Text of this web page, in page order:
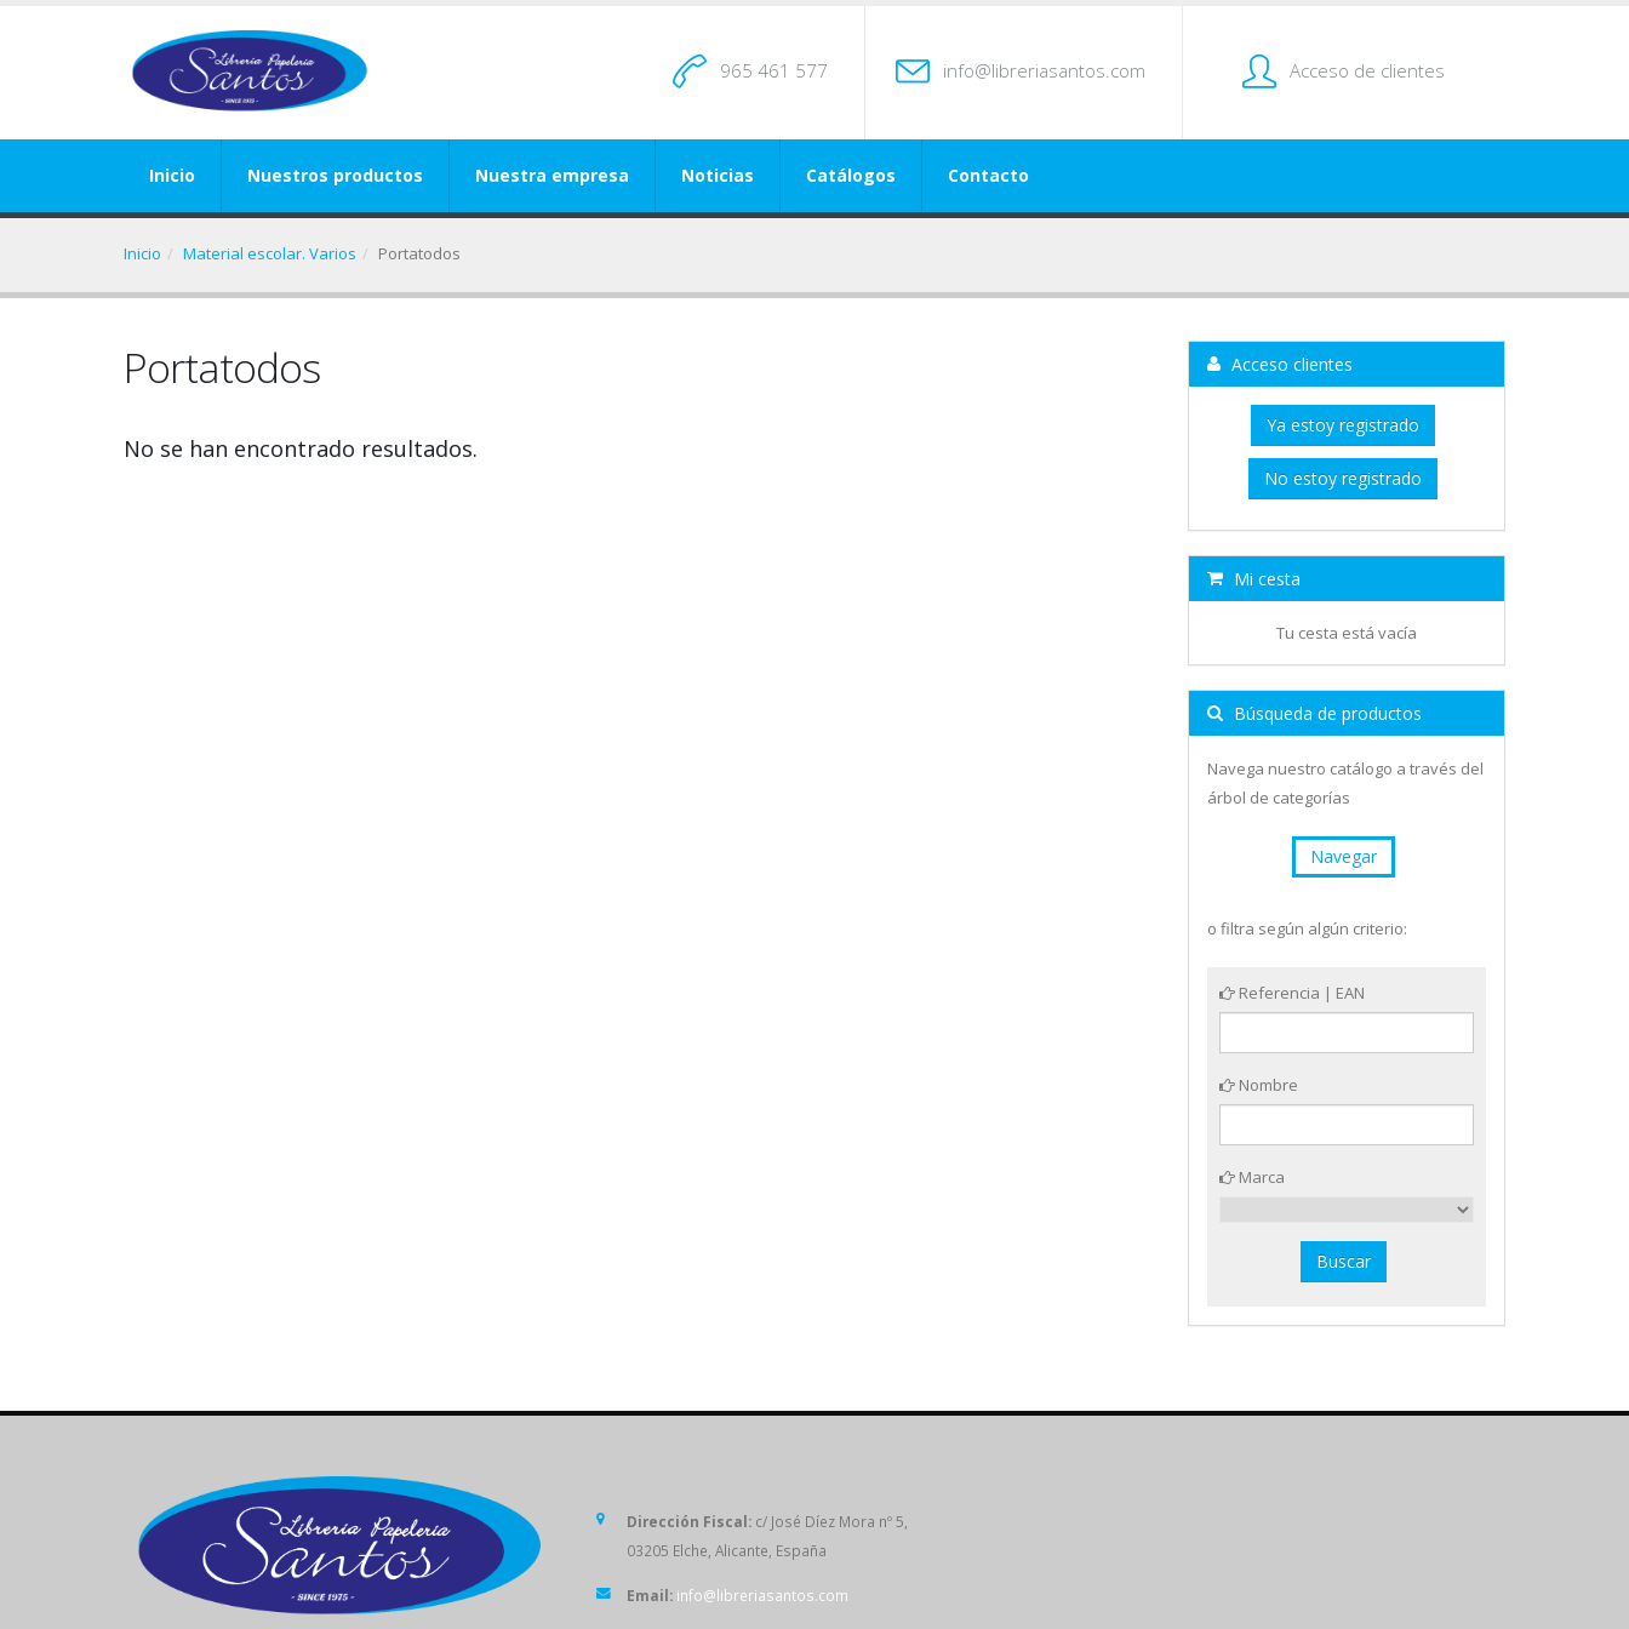
965 461 577 info@libreriasantos.com Acceso de clientes
Inicio Nuestros productos Nuestra empresa Noticias Catálogos Contacto
Inicio Material escolar. Varios Portatodos
Portatodos
No se han encontrado resultados.
Acceso clientes
Ya estoy registrado
No estoy registrado
Mi cesta
Tu cesta está vacía
Búsqueda de productos
Navega nuestro catálogo a través del
árbol de categorías
Navegar
o filtra según algún criterio:
Referencia | EAN
Nombre
Marca
Dirección Fiscal: c/ José Díez Mora nº 5,
03205 Elche, Alicante, España
Email: info@libreriasantos.com